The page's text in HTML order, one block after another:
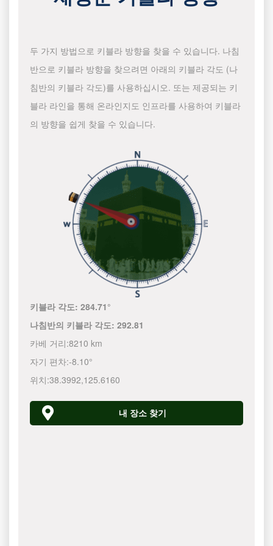
두 가지 방법으로 키블라 방향을 찾을 수 있습니다. 나침
반으로 키블라 방향을 찾으려면 아래의 키블라 각도 (나
침반의 키블라 각도)를 사용하십시오. 또는 제공되는 키
블라 라인을 통해 온라인지도 인프라를 사용하여 키블라
의 방향을 쉽게 찾을 수 있습니다.
키블라 각도:284.71°
나침반의 키블라 각도:292.81
카베 거리:8210 km
자기 편차:-8.10°
위치:38.3992,125.6160
내 장소 찾기